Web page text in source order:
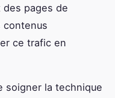
pages de
ce trafic en
soigner la technique